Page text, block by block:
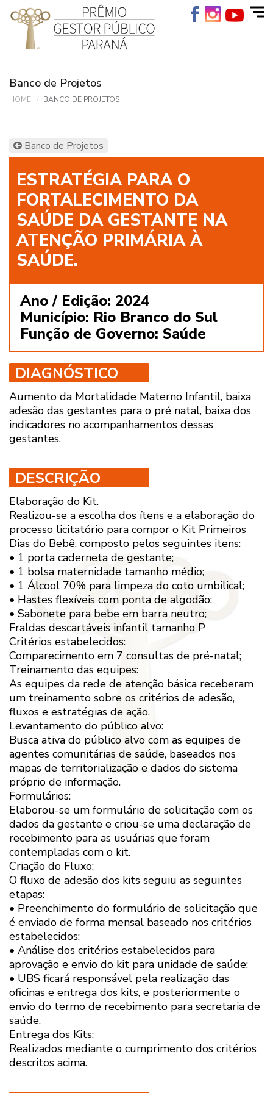
Banco de Projetos
HOME BANCO DE PROJETOS
Banco de Projetos
ESTRATÉGIA PARA O
FORTALECIMENTO DA
SAÚDE DA GESTANTE NA
ATENÇÃO PRIMÁRIA À
SAÚDE.
Ano / Edição: 2024
Município: Rio Branco do Sul
Função de Governo: Saúde
DIAGNÓSTICO
Aumento da Mortalidade Materno Infantil, baixa
adesão das gestantes para o pré natal, baixa dos
indicadores no acompanhamentos dessas
gestantes.
DESCRIÇÃO
Elaboração do Kit.
Realizou-se a escolha dos ítens e a elaboração do
processo licitatório para compor o Kit Primeiros
Dias do Bebê, composto pelos seguintes itens:
• 1 porta caderneta de gestante;
• 1 bolsa maternidade tamanho médio;
• 1 Álcool 70% para limpeza do coto umbilical;
• Hastes flexíveis com ponta de algodão;
• Sabonete para bebe em barra neutro;
Fraldas descartáveis infantil tamanho P
Critérios estabelecidos:
Comparecimento em 7 consultas de pré-natal;
Treinamento das equipes:
As equipes da rede de atenção básica receberam
um treinamento sobre os critérios de adesão,
fluxos e estratégias de ação.
Levantamento do público alvo:
Busca ativa do público alvo com as equipes de
agentes comunitárias de saúde, baseados nos
mapas de territorialização e dados do sistema
próprio de informação.
Formulários:
Elaborou-se um formulário de solicitação com os
dados da gestante e criou-se uma declaração de
recebimento para as usuárias que foram
contempladas com o kit.
Criação do Fluxo:
O fluxo de adesão dos kits seguiu as seguintes
etapas:
• Preenchimento do formulário de solicitação que
é enviado de forma mensal baseado nos critérios
estabelecidos;
• Análise dos critérios estabelecidos para
aprovação e envio do kit para unidade de saúde;
• UBS ficará responsável pela realização das
oficinas e entrega dos kits, e posteriormente o
envio do termo de recebimento para secretaria de
saúde.
Entrega dos Kits:
Realizados mediante o cumprimento dos critérios
descritos acima.